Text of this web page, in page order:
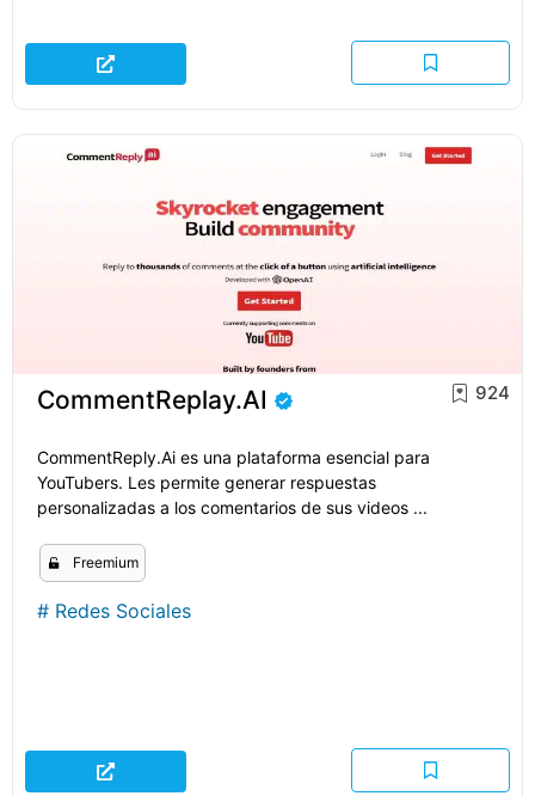
CommentReplay.AI 924
CommentReply.Ai es una plataforma esencial para
YouTubers. Les permite generar respuestas
personalizadas a los comentarios de sus videos ...
Freemium
# Redes Sociales